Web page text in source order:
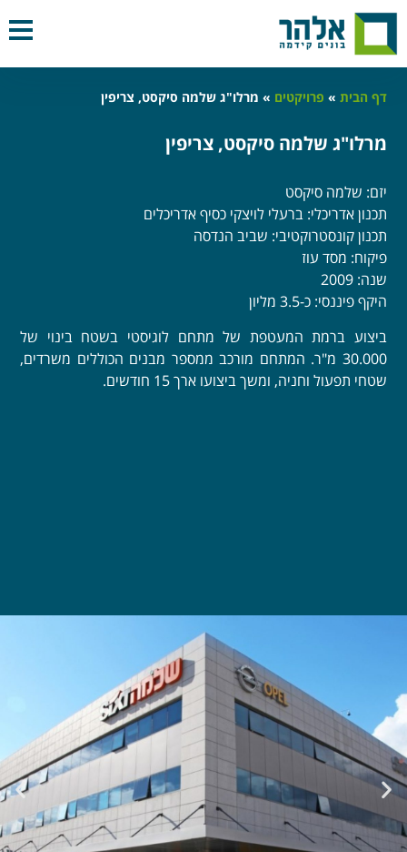
דף הבית » פרויקטים » מרלו"ג שלמה סיקסט, צריפין
מרלו"ג שלמה סיקסט, צריפין
יזם: שלמה סיקסט
תכנון אדריכלי: ברעלי לויצקי כסיף אדריכלים
תכנון קונסטרוקטיבי: שביב הנדסה
פיקוח: מסד עוז
שנה: 2009
היקף פיננסי: כ-3.5 מליון
ביצוע ברמת המעטפת של מתחם לוגיסטי בשטח בינוי של
30.000 מ"ר. המתחם מורכב ממספר מבנים הכוללים משרדים,
שטחי תפעול וחניה, ומשך ביצועו ארך 15 חודשים.